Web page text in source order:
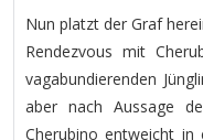
Nun platzt der Graf
Rendezvous mit
vagabundierenden
aber nach Aussage
Cherubino entweicht in